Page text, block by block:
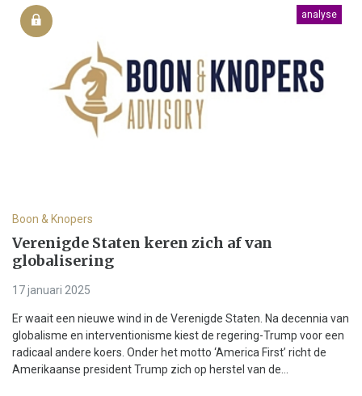
analyse
Boon & Knopers
Verenigde Staten keren zich af van
globalisering
17 januari 2025
Er waait een nieuwe wind in de Verenigde Staten. Na decennia van
globalisme en interventionisme kiest de regering-Trump voor een
radicaal andere koers. Onder het motto ‘America First’ richt de
Amerikaanse president Trump zich op herstel van de...